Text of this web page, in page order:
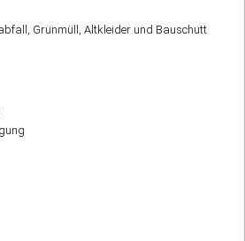
Grünmüll, Altkleider und Bauschutt